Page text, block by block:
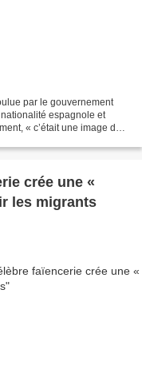
par le gouvernement
espagnole et
« c’était une image de
crée une «
les migrants